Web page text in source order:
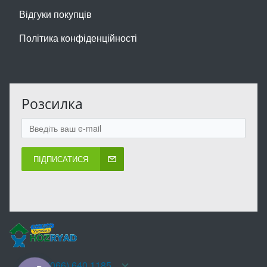
Відгуки покупців
Політика конфіденційності
Розсилка
ПІДПИСАТИСЯ